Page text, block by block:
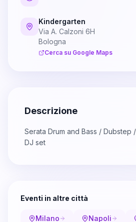
Kindergarten
Via A. Calzoni 6H
Bologna
Cerca su Google Maps
Descrizione
Serata Drum and Bass / Dubstep
DJ set
Eventi in altre città
Milano Napoli